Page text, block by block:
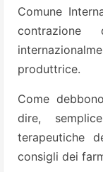
Comune
produttrice.
Come
dire,
terapeutiche
consigli dei